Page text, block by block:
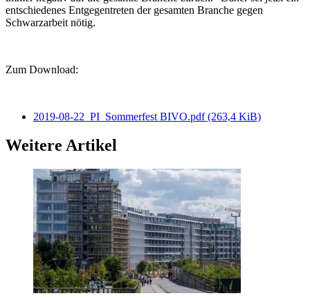
entschiedenes Entgegentreten der gesamten Branche gegen
Schwarzarbeit nötig.
Zum Download:
2019-08-22_PI_Sommerfest BIVO.pdf(263,4 KiB)
Weitere Artikel